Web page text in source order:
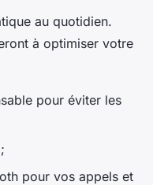
au quotidien.
à optimiser votre
pour éviter les
pour vos appels et